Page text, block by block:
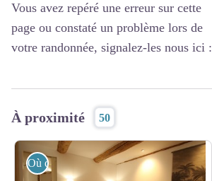
Vous avez repéré une erreur sur cette
page ou constaté un problème lors de
votre randonnée, signalez-les nous ici :
À proximité 50
Où dormir ?